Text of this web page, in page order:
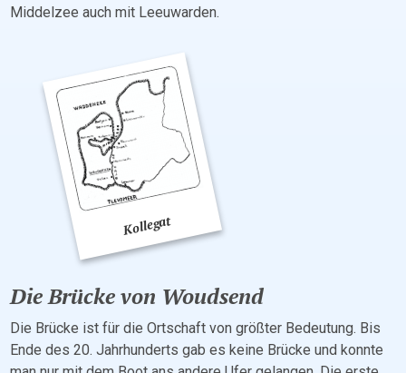
Middelzee auch mit Leeuwarden.
Die Brücke von Woudsend
Die Brücke ist für die Ortschaft von größter Bedeutung. Bis
Ende des 20. Jahrhunderts gab es keine Brücke und konnte